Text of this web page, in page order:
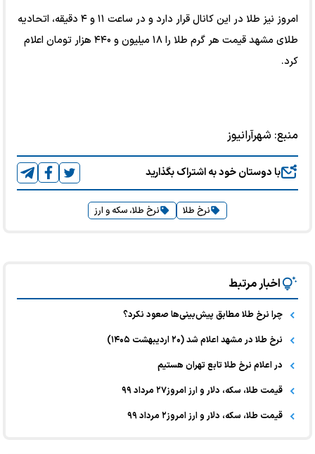
امروز نیز طلا در این کانال قرار دارد و در ساعت ۱۱ و ۴ دقیقه، اتحادیه
طلای مشهد قیمت هر گرم طلا را ۱۸ میلیون و ۴۴۰ هزار تومان اعلام
کرد.
منبع: شهرآرانیوز
با دوستان خود به اشتراک بگذارید
نرخ طلا نرخ طلا، سکه و ارز
اخبار مرتبط
چرا نرخ طلا مطابق پیش‌بینی‌ها صعود نکرد؟
نرخ طلا در مشهد اعلام شد (۲۰ اردیبهشت ۱۴۰۵)
در اعلام نرخ طلا تابع تهران هستیم
قیمت طلا، سکه، دلار و ارز امروز۲۷ مرداد ۹۹
قیمت طلا، سکه، دلار و ارز امروز۲ مرداد ۹۹